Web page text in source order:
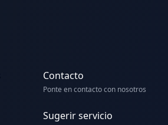
Contacto
Ponte en contacto con nosotros
Sugerir servicio